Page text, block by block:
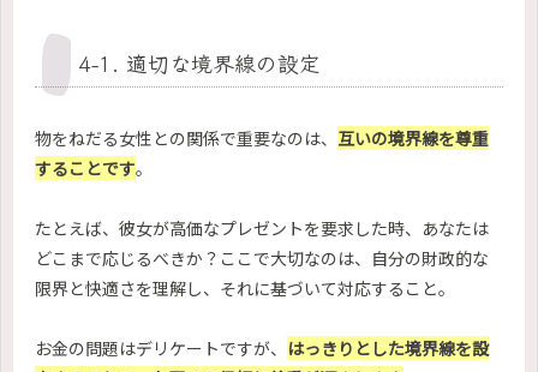
4-1. 適切な境界線の設定
物をねだる女性との関係で重要なのは、 互いの境界線を尊重
することです。
たとえば、彼女が高価なプレゼントを要求した時、あなたは
どこまで応じるべきか？ここで大切なのは、自分の財政的な
限界と快適さを理解し、それに基づいて対応すること。
お金の問題はデリケートですが、 はっきりとした境界線を設